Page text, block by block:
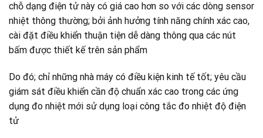
chỗ dạng điện tử này có giá cao hơn so với các dòng sensor
nhiệt thông thường; bởi ảnh hưởng tính năng chính xác cao,
cài đặt điều khiển thuận tiện dễ dàng thông qua các nút
bấm được thiết kế trên sản phẩm
Do đó; chỉ những nhà máy có điều kiện kinh tế tốt; yêu cầu
giám sát điều khiển cần độ chuẩn xác cao trong các ứng
dụng đo nhiệt mới sử dụng loại công tắc đo nhiệt độ điện
tử